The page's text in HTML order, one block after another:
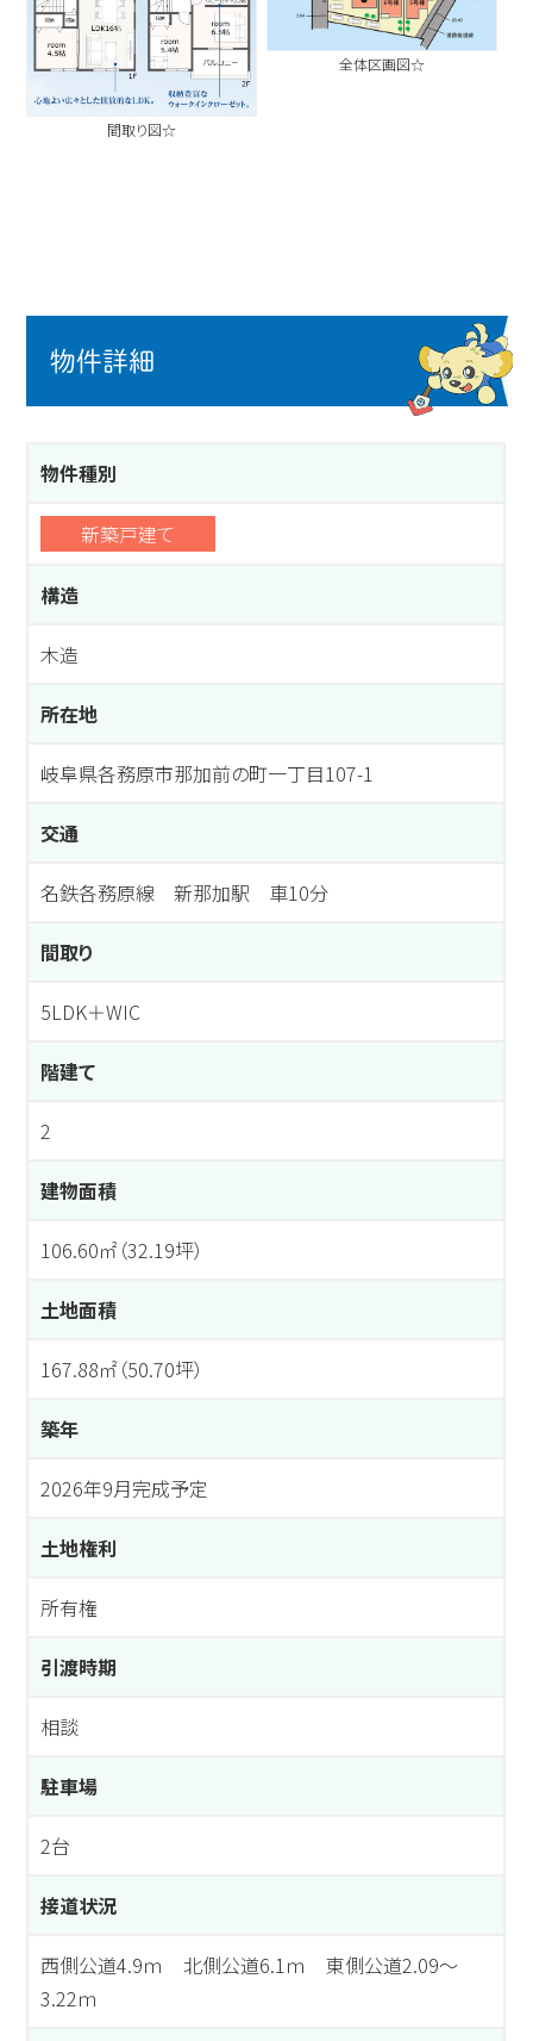
間取り図☆
全体区画図☆
物件詳細
物件種別
新築戸建て
構造
木造
所在地
岐阜県各務原市那加前の町一丁目107-1
交通
名鉄各務原線 新那加駅 車10分
間取り
5LDK＋WIC
階建て
2
建物面積
106.60㎡（32.19坪）
土地面積
167.88㎡（50.70坪）
築年
2026年9月完成予定
土地権利
所有権
引渡時期
相談
駐車場
2台
接道状況
西側公道4.9ｍ 北側公道6.1ｍ 東側公道2.09～
3.22ｍ